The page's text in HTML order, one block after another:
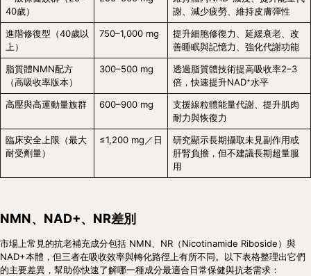
40歲）
謝、減少疲勞、維持皮膚彈性
進階修復型（40歲以
上）
750–1,000 mg
提升細胞修復力、延緩衰老、改
善睡眠與記憶力、強化代謝功能
脂質體NMN配方
（高吸收率版本）
300–500 mg
透過脂質體技術提高吸收率2–3
倍，快速提升NAD⁺水平
高壓與高運動量族群
600–900 mg
支援線粒體能量代謝、提升肌肉
耐力與恢復力
臨床安全上限（最大
耐受劑量）
≤1,200 mg／日
研究顯示長期攝取未見副作用或
肝腎負擔，但不建議長期超量服
用
NMN、NAD+、NR差別
市場上常見的抗老補充成分包括 NMN、NR（Nicotinamide Riboside）與
NAD+本體，但三者在吸收效率與轉化路徑上有所不同。以下表格整理出它們
的主要差異，幫助你快速了解哪一種成分最適合日常保健與抗老需求：